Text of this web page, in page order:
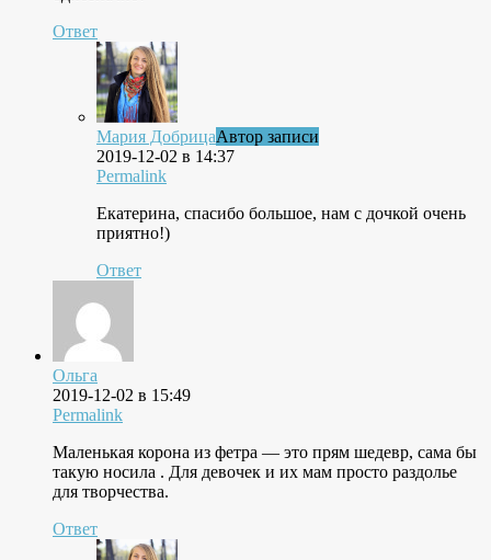
Ответ
Мария ДобрицаАвтор записи
2019-12-02 в 14:37
Permalink
Екатерина, спасибо большое, нам с дочкой очень
приятно!)
Ответ
Ольга
2019-12-02 в 15:49
Permalink
Маленькая корона из фетра — это прям шедевр, сама бы
такую носила . Для девочек и их мам просто раздолье
для творчества.
Ответ